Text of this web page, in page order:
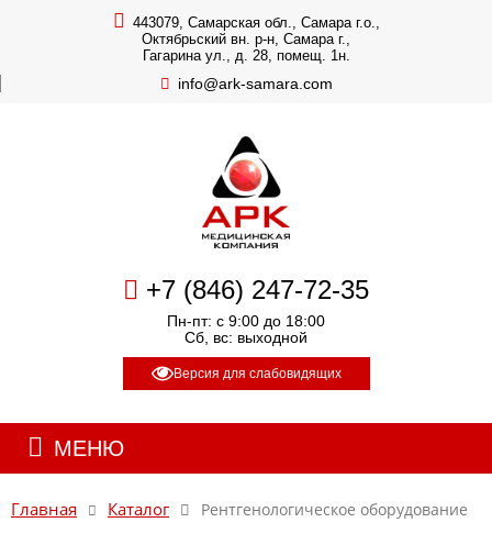
443079, Самарская обл., Самара г.о.,
Октябрьский вн. р-н, Самара г.,
Гагарина ул., д. 28, помещ. 1н.
info@ark-samara.com
+7 (846) 247-72-35
Пн-пт: с 9:00 до 18:00
Сб, вс: выходной
Версия для слабовидящих
МЕНЮ
Главная Каталог Рентгенологическое оборудование